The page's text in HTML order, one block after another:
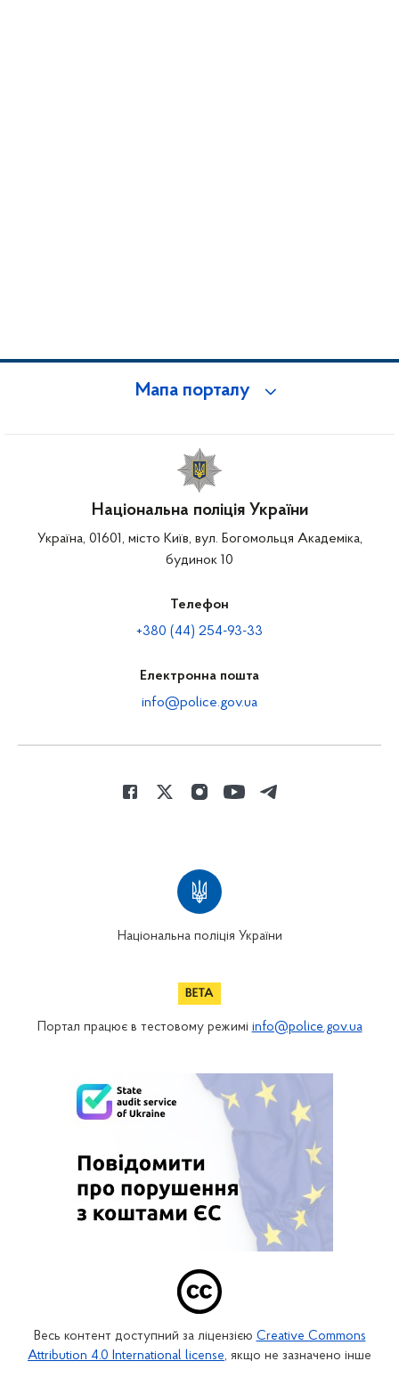
Мапа порталу
Національна поліція України
Україна, 01601, місто Київ, вул. Богомольця Академіка,
будинок 10
Телефон
+380 (44) 254-93-33
Електронна пошта
info@police.gov.ua
Національна поліція України
Портал працює в тестовому режимі info@police.gov.ua
Весь контент доступний за ліцензією Creative Commons
Attribution 4.0 International license, якщо не зазначено інше